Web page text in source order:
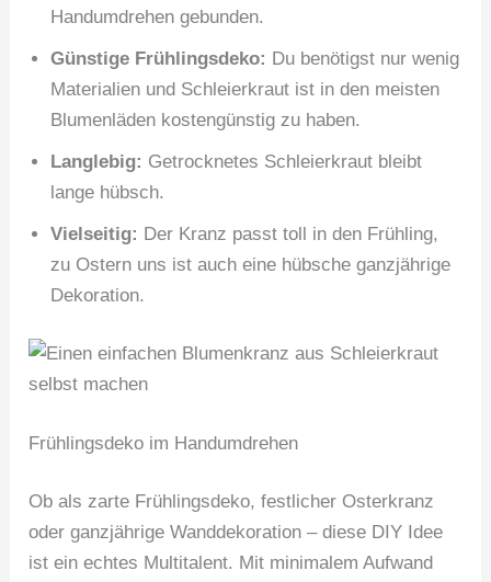
Handumdrehen gebunden.
Günstige Frühlingsdeko: Du benötigst nur wenig
Materialien und Schleierkraut ist in den meisten
Blumenläden kostengünstig zu haben.
Langlebig: Getrocknetes Schleierkraut bleibt
lange hübsch.
Vielseitig: Der Kranz passt toll in den Frühling,
zu Ostern uns ist auch eine hübsche ganzjährige
Dekoration.
Frühlingsdeko im Handumdrehen
Ob als zarte Frühlingsdeko, festlicher Osterkranz
oder ganzjährige Wanddekoration – diese DIY Idee
ist ein echtes Multitalent. Mit minimalem Aufwand